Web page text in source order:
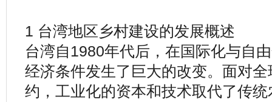
1 台湾地区乡村建设的发展概述
台湾自1980年代后，在国际化与自
经济条件发生了巨大的改变。面对
约，工业化的资本和技术取代了传